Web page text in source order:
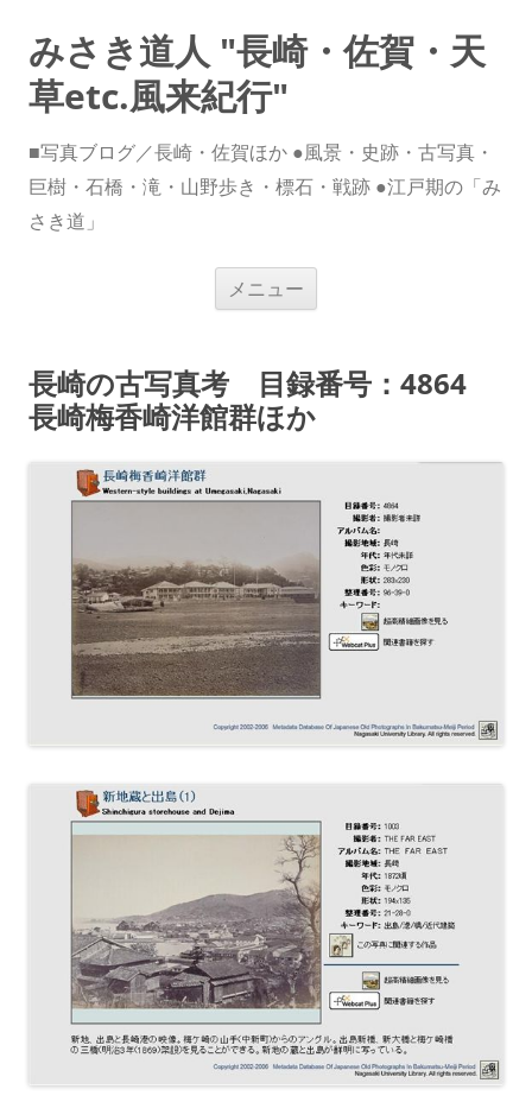
みさき道人 "長崎・佐賀・天
草etc.風来紀行"
■写真ブログ／長崎・佐賀ほか ●風景・史跡・古写真・
巨樹・石橋・滝・山野歩き・標石・戦跡 ●江戸期の「み
さき道」
メニュー
ス
キ
長崎の古写真考 目録番号：4864
長崎梅香崎洋館群ほか